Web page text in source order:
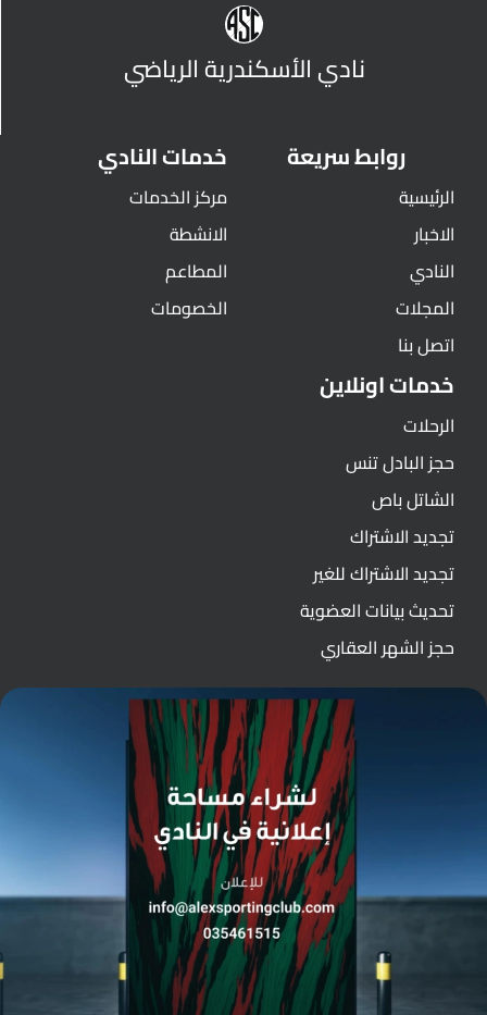
نادي الأسكندرية الرياضي
روابط سريعة
الرئيسية
الاخبار
النادي
المجلات
اتصل بنا
خدمات النادي
مركز الخدمات
الانشطة
المطاعم
الخصومات
خدمات اونلاين
الرحلات
حجز البادل تنس
الشاتل باص
تجديد الاشتراك
تجديد الاشتراك للغير
تحديث بيانات العضوية
حجز الشهر العقاري